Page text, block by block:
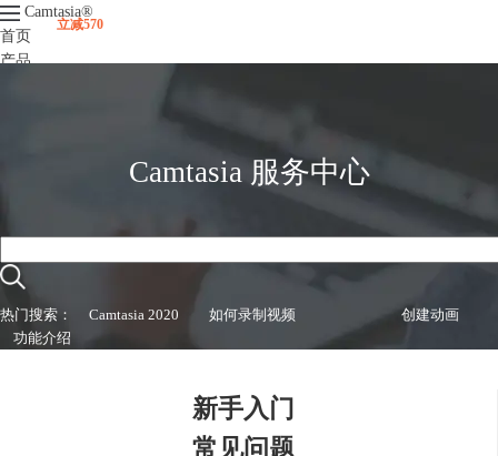
Camtasia®
首页
产品
立减570
Camtasia 服务中心
热门搜索： Camtasia 2020 如何录制视频
创建动画
功能介绍
新手入门
常见问题